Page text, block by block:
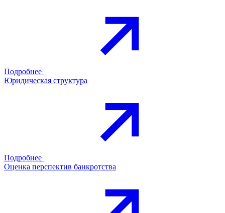
Подробнее
Юридическая структура
Подробнее
Оценка перспектив банкротства